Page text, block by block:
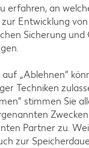
30 Minuten
Bis
mehr Rezepte
erfahren, an
zur Entwicklung
Sicherung und
„Ablehnen“
Techniken
stimmen Sie
Partner zu.
zur